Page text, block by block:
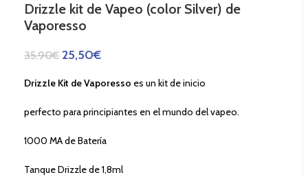
Drizzle kit de Vapeo (color Silver) de
Vaporesso
35,90€ 25,50€
Drizzle Kit de Vaporesso es un kit de inicio
perfecto para principiantes en el mundo del vapeo.
1000 MA de Batería
Tanque Drizzle de 1,8ml